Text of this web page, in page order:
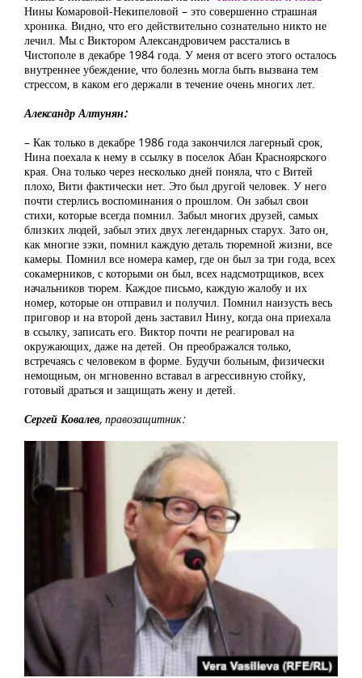
Нины Комаровой-Некипеловой – это совершенно страшная
хроника. Видно, что его действительно сознательно никто не
лечил. Мы с Виктором Александровичем расстались в
Чистополе в декабре 1984 года. У меня от всего этого осталось
внутреннее убеждение, что болезнь могла быть вызвана тем
стрессом, в каком его держали в течение очень многих лет.
Александр Алтунян:
– Как только в декабре 1986 года закончился лагерный срок,
Нина поехала к нему в ссылку в поселок Абан Красноярского
края. Она только через несколько дней поняла, что с Витей
плохо, Вити фактически нет. Это был другой человек. У него
почти стерлись воспоминания о прошлом. Он забыл свои
стихи, которые всегда помнил. Забыл многих друзей, самых
близких людей, забыл этих двух легендарных старух. Зато он,
как многие зэки, помнил каждую деталь тюремной жизни, все
камеры. Помнил все номера камер, где он был за три года, всех
сокамерников, с которыми он был, всех надсмотрщиков, всех
начальников тюрем. Каждое письмо, каждую жалобу и их
номер, которые он отправил и получил. Помнил наизусть весь
приговор и на второй день заставил Нину, когда она приехала
в ссылку, записать его. Виктор почти не реагировал на
окружающих, даже на детей. Он преображался только,
встречаясь с человеком в форме. Будучи больным, физически
немощным, он мгновенно вставал в агрессивную стойку,
готовый драться и защищать жену и детей.
Сергей Ковалев, правозащитник: